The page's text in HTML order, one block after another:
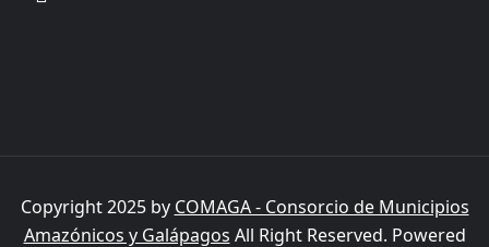
Copyright 2025 by COMAGA - Consorcio de Municipios
Amazónicos y Galápagos All Right Reserved. Powered